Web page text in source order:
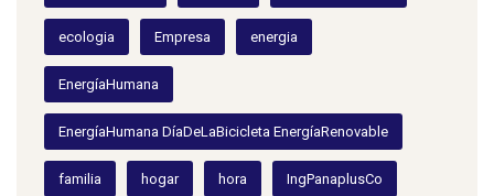
ecologia Empresa energia
EnergíaHumana
EnergíaHumana DíaDeLaBicicleta EnergíaRenovable
familia hogar hora IngPanaplusCo